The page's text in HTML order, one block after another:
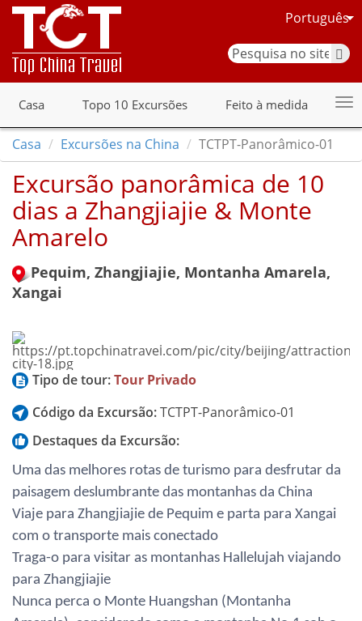
Português
Casa Topo 10 Excursões Feito à medida
Casa Excursões na China TCTPT-Panorâmico-01
Excursão panorâmica de 10
dias a Zhangjiajie & Monte
Amarelo
Pequim, Zhangjiajie, Montanha Amarela,
Xangai
Tipo de tour:Tour Privado
Código da Excursão:TCTPT-Panorâmico-01
Destaques da Excursão:
Uma das melhores rotas de turismo para desfrutar da
paisagem deslumbrante das montanhas da China
Viaje para Zhangjiajie de Pequim e parta para Xangai
com o transporte mais conectado
Traga-o para visitar as montanhas Hallelujah viajando
para Zhangjiajie
Nunca perca o Monte Huangshan (Montanha